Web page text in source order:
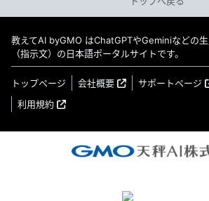
教えてAI byGMO はChatGPTやGeminiなどの
（指示文）の日本語ポータルサイトです。
トップページ 会社概要 サポートページ
利用規約